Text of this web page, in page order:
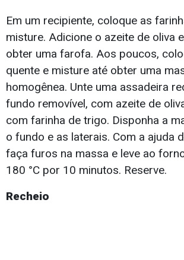
Em um recipiente, coloque as
misture. Adicione o azeite de oliva
obter uma farofa. Aos poucos,
quente e misture até obter uma
homogênea. Unte uma assadeira
fundo removível, com azeite de
com farinha de trigo. Disponha a
o fundo e as laterais. Com a ajuda
faça furos na massa e leve ao
180 °C por 10 minutos. Reserve.
Recheio